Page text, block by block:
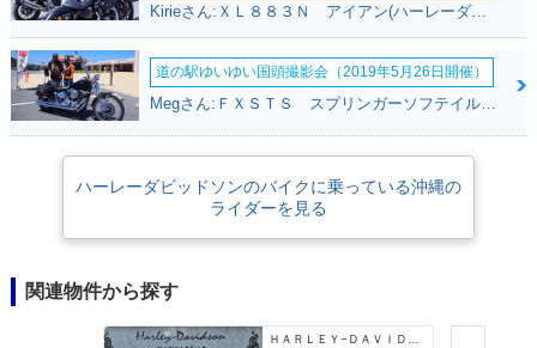
Kirieさん:ＸＬ８８３Ｎ アイアン(ハーレーダビッドソン)
道の駅ゆいゆい国頭撮影会（2019年5月26日開催）
ハーレーダビッドソンのバイクに乗っている沖縄の
ライダーを見る
関連物件から探す